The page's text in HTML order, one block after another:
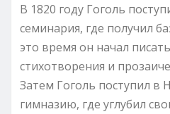
В 1820 году Гоголь
семинария, где получил
это время он начал
стихотворения и
Затем Гоголь поступил в
гимназию, где углубил